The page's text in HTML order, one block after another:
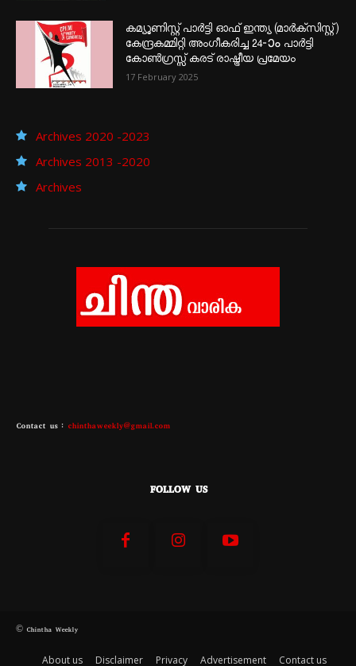
കമ്യൂണിസ്റ്റ് പാർട്ടി ഓഫ് ഇന്ത്യ (മാർക്സിസ്റ്റ്)
കേന്ദ്രകമ്മിറ്റി അംഗീകരിച്ച 24‐ാം പാർട്ടി
കോൺഗ്രസ്സ് കരട് രാഷ്ട്രീയ പ്രമേയം
17 February 2025
Archives 2020 -2023
Archives 2013 -2020
Archives
Contact us : chinthaweekly@gmail.com
FOLLOW US
© Chintha Weekly
About us Disclaimer Privacy Advertisement Contact us